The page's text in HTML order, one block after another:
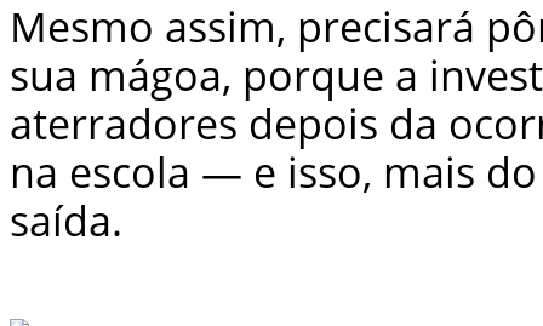
Mesmo assim, precisará
sua mágoa, porque a
aterradores depois da
na escola — e isso, mais
saída.